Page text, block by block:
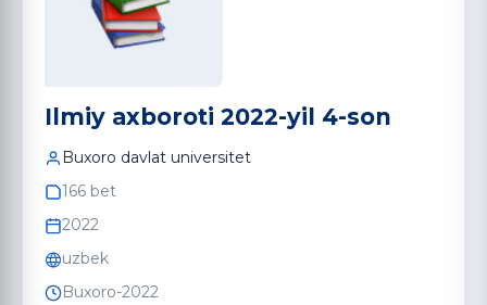
Ilmiy axboroti 2022-yil 4-son
Buxoro davlat universitet
166 bet
2022
uzbek
Buxoro-2022